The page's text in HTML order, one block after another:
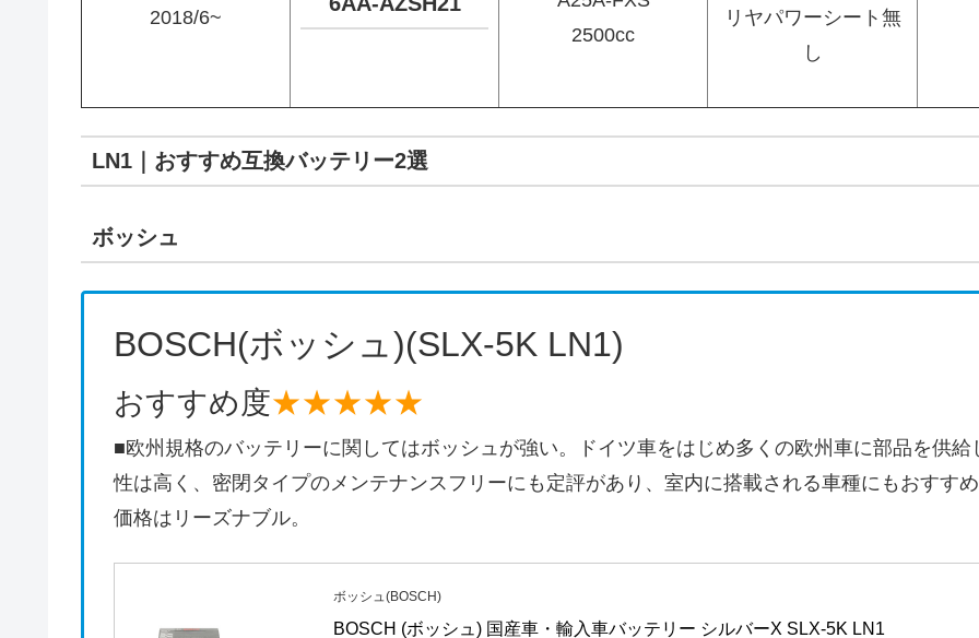
2018/6~
2500cc
リヤパワーシート無
し
LN1｜おすすめ互換バッテリー2選
ボッシュ
BOSCH(ボッシュ)(SLX-5K LN1)
おすすめ度★★★★★
■欧州規格のバッテリーに関してはボッシュが強い。ドイツ車をはじめ多くの欧州車に部品を供
性は高く、密閉タイプのメンテナンスフリーにも定評があり、室内に搭載される車種にもおすす
価格はリーズナブル。
ボッシュ(BOSCH)
BOSCH (ボッシュ) 国産車・輸入車バッテリー シルバーX SLX-5K LN1